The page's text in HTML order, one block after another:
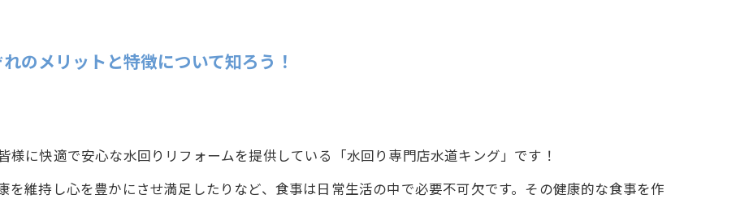
レンジフード交換
のメリットと特徴について知ろう！
様に快適で安心な水回りリフォームを提供している「水回り専門店水道キング」です！
を維持し心を豊かにさせ満足したりなど、食事は日常生活の中で必要不可欠です。その健康的な食事を作